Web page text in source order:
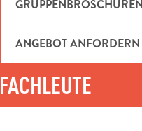
ANGEBOT ANFORDERN
FACHLEUTE